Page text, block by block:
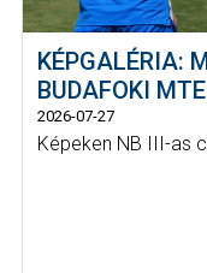
KÉPGALÉRIA:
BUDAFOKI
2026-07-27
Képeken NB III-as